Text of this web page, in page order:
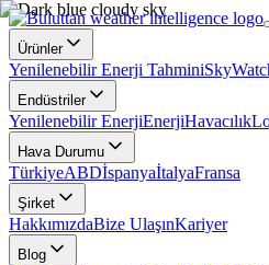
Ürünler
Yenilenebilir Enerji Tahmini
Endüstriler
Yenilenebilir EnerjiEnerjiHavacılık
Hava Durumu
TürkiyeABDİspanyaİtalyaFransa
Şirket
HakkımızdaBize UlaşınKariyer
Blog